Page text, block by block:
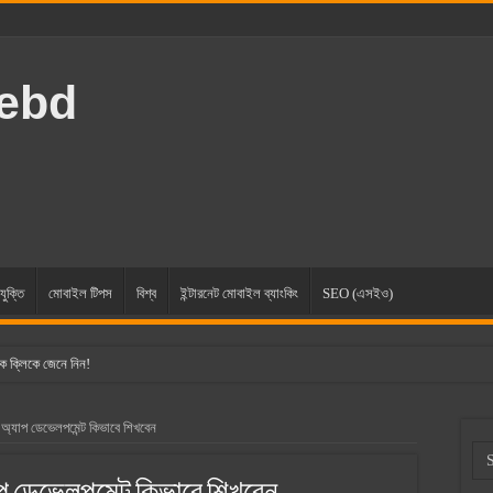
মোবাইল টিপস বিশ্ব ইন্টারনেট মোবাইল ব্যাংকিং SEO (এসইও)
ক্লিকে জেনে নিন!
ডেভেলপমেন্ট কিভাবে শিখবেন